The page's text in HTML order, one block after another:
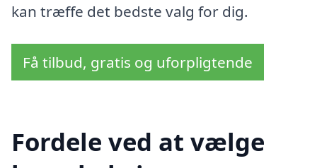
kan træffe det bedste valg for dig.
Få tilbud, gratis og uforpligtende
Fordele ved at vælge